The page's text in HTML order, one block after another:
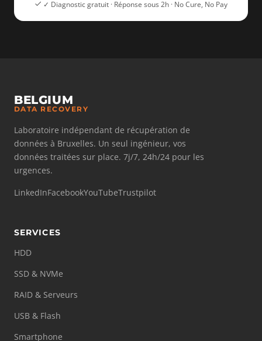
✓ Diagnostic gratuit · Réponse sous 2h · No Cure, No Pay
BELGIUM
DATA RECOVERY
Laboratoire indépendant de récupération de
données à Bruxelles. Un seul ingénieur, vos
données traitées sur place. 7j/7, 24h/24 pour les
urgences.
LinkedInFacebookYouTubeTrustpilot
SERVICES
HDD
SSD & NVMe
RAID & Serveurs
USB & Flash
Smartphone